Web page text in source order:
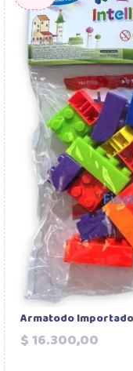
Armatodo
$ 16.300,00